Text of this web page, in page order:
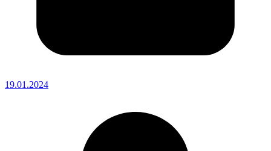
19.01.2024